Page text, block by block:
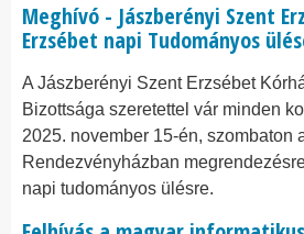
Meghívó - Jászberényi Szent
Erzsébet napi Tudományos
A Jászberényi Szent Erzsébet
Bizottsága szeretettel vár minden
2025. november 15-én, szombaton
Rendezvényházban
napi tudományos ülésre.